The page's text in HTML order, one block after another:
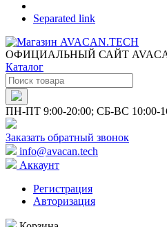
Separated link
ОФИЦИАЛЬНЫЙ САЙТ
Каталог
ПН-ПТ 9:00-20:00; СБ-ВС 10:00-
Заказать обратный звонок
info@avacan.tech
Аккаунт
Регистрация
Авторизация